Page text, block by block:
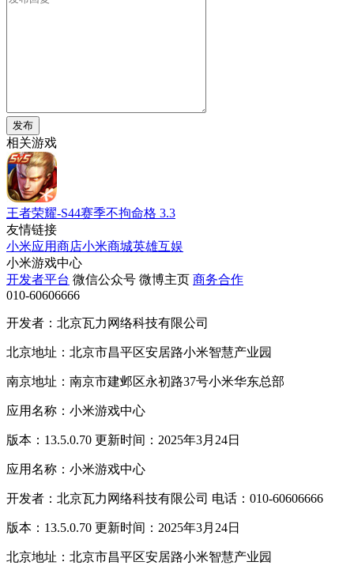
发布
相关游戏
王者荣耀-S44赛季不拘命格 3.3
友情链接
小米应用商店小米商城英雄互娱
小米游戏中心
开发者平台 微信公众号 微博主页 商务合作
010-60606666
开发者：北京瓦力网络科技有限公司
北京地址：北京市昌平区安居路小米智慧产业园
南京地址：南京市建邺区永初路37号小米华东总部
应用名称：小米游戏中心
版本：13.5.0.70 更新时间：2025年3月24日
应用名称：小米游戏中心
开发者：北京瓦力网络科技有限公司 电话：010-60606666
版本：13.5.0.70 更新时间：2025年3月24日
北京地址：北京市昌平区安居路小米智慧产业园